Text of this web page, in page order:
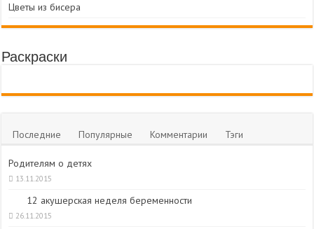
Цветы из бисера
Раскраски
Последние Популярные Комментарии Тэги
Родителям о детях
13.11.2015
12 акушерская неделя беременности
26.11.2015